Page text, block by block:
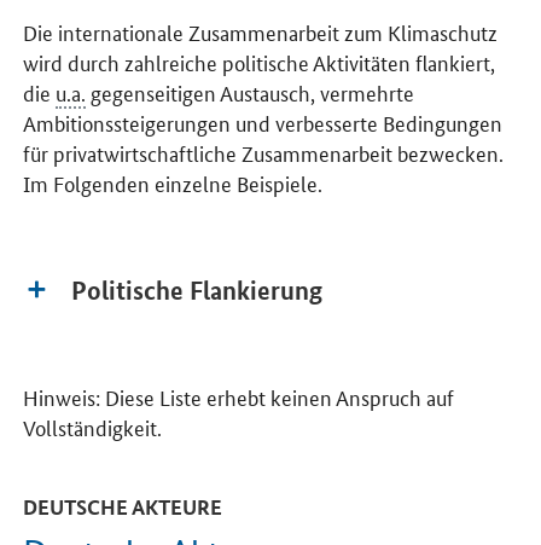
Die internationale Zusammenarbeit zum Klimaschutz
wird durch zahlreiche politische Aktivitäten flankiert,
die u.a. gegenseitigen Austausch, vermehrte
Ambitionssteigerungen und verbesserte Bedingungen
für privatwirtschaftliche Zusammenarbeit bezwecken.
Im Folgenden einzelne Beispiele.
Politische Flankierung
Hinweis: Diese Liste erhebt keinen Anspruch auf
Vollständigkeit.
DEUTSCHE AKTEURE